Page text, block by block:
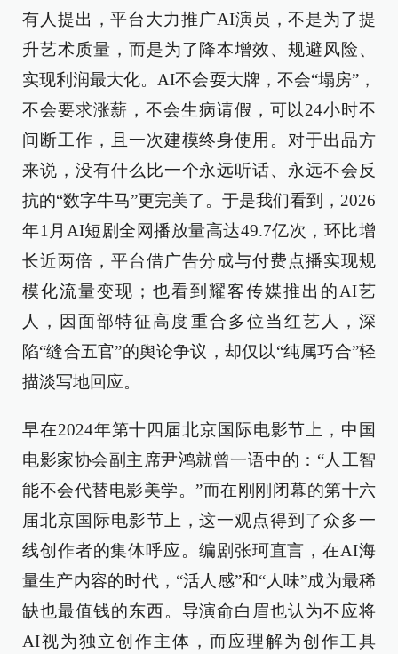
有人提出，平台大力推广AI演员，不是为了提
升艺术质量，而是为了降本增效、规避风险、
实现利润最大化。AI不会耍大牌，不会“塌房”，
不会要求涨薪，不会生病请假，可以24小时不
间断工作，且一次建模终身使用。对于出品方
来说，没有什么比一个永远听话、永远不会反
抗的“数字牛马”更完美了。于是我们看到，2026
年1月AI短剧全网播放量高达49.7亿次，环比增
长近两倍，平台借广告分成与付费点播实现规
模化流量变现；也看到耀客传媒推出的AI艺
人，因面部特征高度重合多位当红艺人，深
陷“缝合五官”的舆论争议，却仅以“纯属巧合”轻
描淡写地回应。
早在2024年第十四届北京国际电影节上，中国
电影家协会副主席尹鸿就曾一语中的：“人工智
能不会代替电影美学。”而在刚刚闭幕的第十六
届北京国际电影节上，这一观点得到了众多一
线创作者的集体呼应。编剧张珂直言，在AI海
量生产内容的时代，“活人感”和“人味”成为最稀
缺也最值钱的东西。导演俞白眉也认为不应将
AI视为独立创作主体，而应理解为创作工具